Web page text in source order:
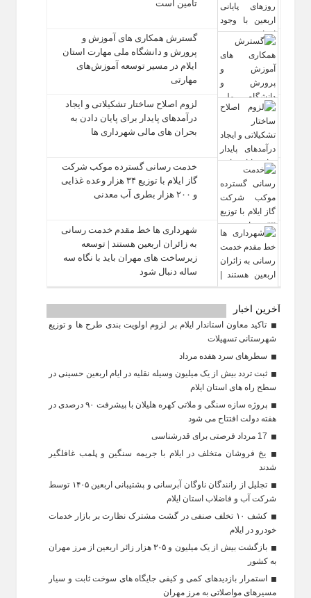
تأمین است
گسترش همکاری‌ های آموزش و
پرورش و دانشگاه ملی مهارت استان
ایلام در مسیر توسعه آموزش‌های
مهارتی
لزوم اصلاح ساختار تشکیلاتی و ایجاد
درآمدهای پایدار برای پایان دادن به
بحران‌ های مالی شهرداری‌ ها
خدمت رسانی گسترده موکب شرکت
گاز ایلام با توزیع ۳۴ هزار وعده غذایی
و ۲۰۰ هزار بطری آب معدنی
شهرداری‌ ها خط مقدم خدمت ‌رسانی
به زائران اربعین هستند | توسعه
زیرساخت ‌های مهران باید با نگاه سه‌
ساله دنبال شود
آخرین اخبار
تاکید معاون استاندار ایلام بر لزوم اولویت‌ بندی طرح‌ ها و توزیع
شهرستانی تسهیلات
سطرهای سرد هفده مرداد
ثبت تردد بیش از یک میلیون وسیله نقلیه در ایام اربعین حسینی در
سطح راه‌ های استان ایلام
پروژه سازه سنگی و ملاتی کهره هلیلان با پیشرفت ۹۰ درصدی در
هفته دولت افتتاح می شود
یخ‌ فروشان متخلف در ایلام با جریمه سنگین و پلمب غافلگیر
شدند
تجلیل از رانندگان ناوگان آبرسانی و پشتیبانی اربعین ۱۴۰۵ توسط
شرکت آب و فاضلاب استان ایلام
کشف ۱۰ تخلف صنفی در گشت مشترک نظارت بر بازار خدمات
خودرو در ایلام
بازگشت بیش از یک میلیون و ۳۰۵ هزار زائر اربعین از مرز مهران
به کشور
استمرار بازدیدهای کمی و کیفی جایگاه‌ های سوخت ثابت و سیار
مسیرهای مواصلاتی به مرز مهران